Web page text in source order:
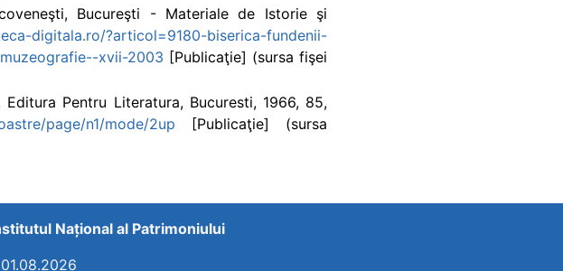
Bucureşti - Materiale de Istorie şi
digitala.ro/?articol=9180-biserica-fundenii-
xvii-2003 [Publicaţie] (sursa fişei
Pentru Literatura, Bucuresti, 1966, 85,
page/n1/mode/2up [Publicaţie] (sursa
Național al Patrimoniului